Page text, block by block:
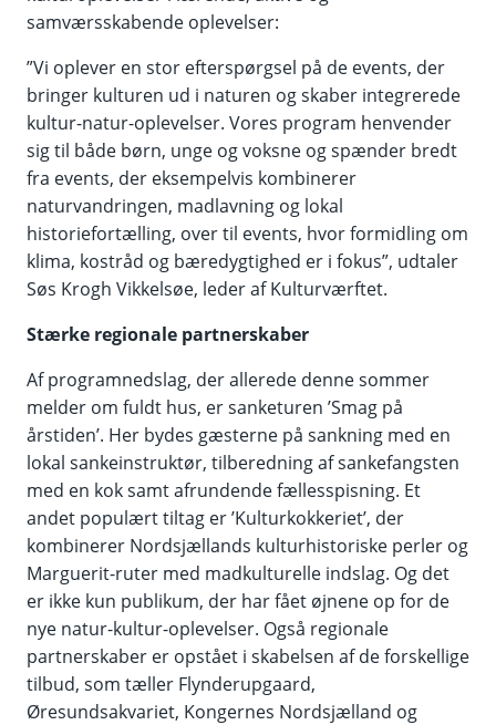
samværsskabende oplevelser:
”Vi oplever en stor efterspørgsel på de events, der
bringer kulturen ud i naturen og skaber integrerede
kultur-natur-oplevelser. Vores program henvender
sig til både børn, unge og voksne og spænder bredt
fra events, der eksempelvis kombinerer
naturvandringen, madlavning og lokal
historiefortælling, over til events, hvor formidling om
klima, kostråd og bæredygtighed er i fokus”, udtaler
Søs Krogh Vikkelsøe, leder af Kulturværftet.
Stærke regionale partnerskaber
Af programnedslag, der allerede denne sommer
melder om fuldt hus, er sanketuren ’Smag på
årstiden’. Her bydes gæsterne på sankning med en
lokal sankeinstruktør, tilberedning af sankefangsten
med en kok samt afrundende fællesspisning. Et
andet populært tiltag er ’Kulturkokkeriet’, der
kombinerer Nordsjællands kulturhistoriske perler og
Marguerit-ruter med madkulturelle indslag. Og det
er ikke kun publikum, der har fået øjnene op for de
nye natur-kultur-oplevelser. Også regionale
partnerskaber er opstået i skabelsen af de forskellige
tilbud, som tæller Flynderupgaard,
Øresundsakvariet, Kongernes Nordsjælland og